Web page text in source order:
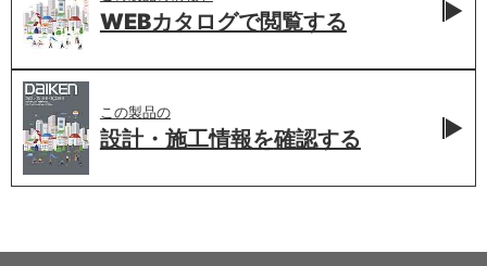
WEBカタログで閲覧する
この製品の
設計・施工情報を確認する